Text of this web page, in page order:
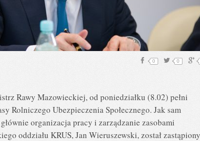
0
0
Rawy Mazowieckiej, od poniedziałku (8.02) pełni
Rolniczego Ubezpieczenia Społecznego. Jak sam
organizacja pracy i zarządzanie zasobami
oddziału KRUS, Jan Wieruszewski, został zastąpiony